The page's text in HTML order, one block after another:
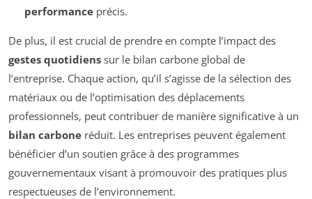
performanceprécis.
De plus, il est crucial de prendre en compte l’impact des
gestes quotidiens sur le bilan carbone global de
l’entreprise. Chaque action, qu’il s’agisse de la sélection des
matériaux ou de l’optimisation des déplacements
professionnels, peut contribuer de manière significative à un
bilan carbone réduit. Les entreprises peuvent également
bénéficier d’un soutien grâce à des programmes
gouvernementaux visant à promouvoir des pratiques plus
respectueuses de l’environnement.